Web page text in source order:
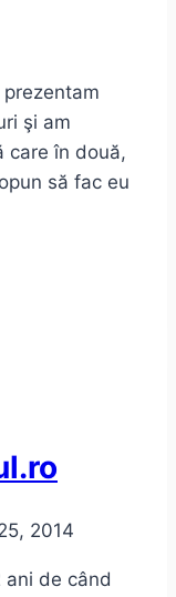
şi am
care în două,
să fac eu
2014
ani de când